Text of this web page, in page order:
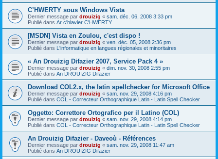
C’HWERTY sous Windows Vista
Dernier message par drouizig « sam. déc. 06, 2008 3:33 pm
Publié dans Ar c'hlavier C'HWERTY
[MSDN] Vista en Zoulou, c'est dispo !
Dernier message par drouizig « ven. déc. 05, 2008 2:36 pm
Publié dans L'informatique en langues régionales et minoritaires
« An Drouizig Difazier 2007, Service Pack 4 »
Dernier message par drouizig « dim. nov. 30, 2008 2:55 pm
Publié dans An DROUIZIG Difazier
Download COL2.x, the latin spellchecker for Microsoft Office
Dernier message par drouizig « sam. nov. 29, 2008 4:16 pm
Publié dans COL - Correcteur Orthographique Latin - Latin Spell Checker
Oggetto: Correttore Ortografico per il Latino (COL)
Dernier message par drouizig « sam. nov. 29, 2008 4:14 pm
Publié dans COL - Correcteur Orthographique Latin - Latin Spell Checker
An Drouizig Difazier - Daveoù - Références
Dernier message par drouizig « sam. nov. 29, 2008 11:47 am
Publié dans An DROUIZIG Difazier